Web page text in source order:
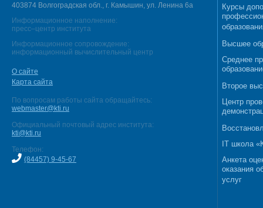
403874 Волгоградская обл., г. Камышин, ул. Ленина 6а
Информационное наполнение:
пресс–центр института
Информационное сопровождение:
информационный вычислительный центр
О сайте
Карта сайта
По вопросам работы сайта обращайтесь:
webmaster@kti.ru
Официальный почтовый адрес института:
kti@kti.ru
Телефон:
(84457) 9-45-67
Курсы
Высшее
Среднее
Второе
Центр
IT школа
Анкета
оказания
услуг